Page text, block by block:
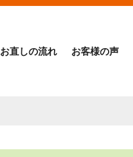
お直しの流れ お客様の声